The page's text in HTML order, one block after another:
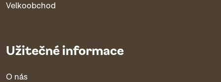
Velkoobchod
Užitečné informace
O nás